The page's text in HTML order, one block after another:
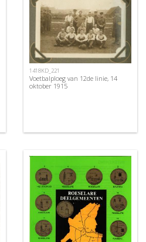
1418KD_221
Voetbalploeg van 12de linie, 14
oktober 1915